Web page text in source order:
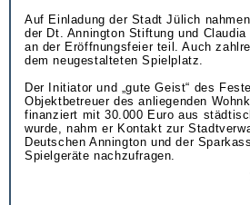
Auf Einladung der Stadt Jülich
der Dt. Annington Stiftung und
an der Eröffnungsfeier teil. Auch
dem neugestalteten Spielplatz.
Der Initiator und „gute Geist“ des
Objektbetreuer des anliegenden
finanziert mit 30.000 Euro aus
wurde, nahm er Kontakt zur
Deutschen Annington und der
Spielgeräte nachzufragen.